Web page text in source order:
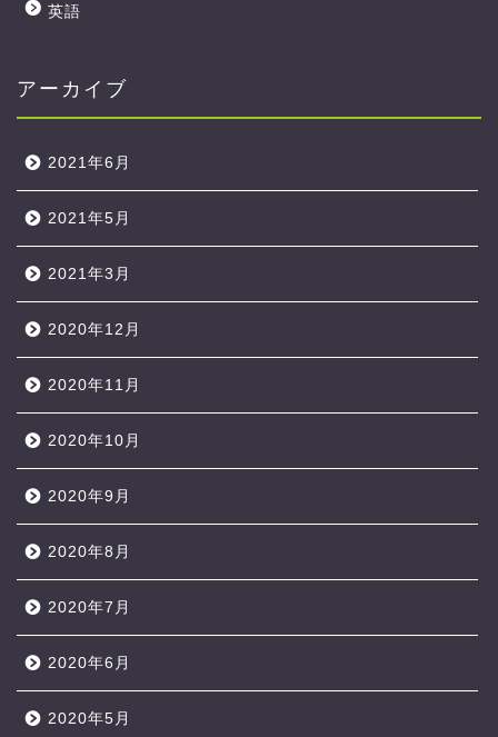
英語
アーカイブ
2021年6月
2021年5月
2021年3月
2020年12月
2020年11月
2020年10月
2020年9月
2020年8月
2020年7月
2020年6月
2020年5月